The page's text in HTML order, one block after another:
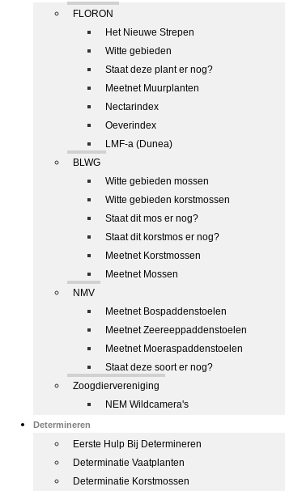
FLORON
Het Nieuwe Strepen
Witte gebieden
Staat deze plant er nog?
Meetnet Muurplanten
Nectarindex
Oeverindex
LMF-a (Dunea)
BLWG
Witte gebieden mossen
Witte gebieden korstmossen
Staat dit mos er nog?
Staat dit korstmos er nog?
Meetnet Korstmossen
Meetnet Mossen
NMV
Meetnet Bospaddenstoelen
Meetnet Zeereeppaddenstoelen
Meetnet Moeraspaddenstoelen
Staat deze soort er nog?
Zoogdiervereniging
NEM Wildcamera's
Determineren
Eerste Hulp Bij Determineren
Determinatie Vaatplanten
Determinatie Korstmossen